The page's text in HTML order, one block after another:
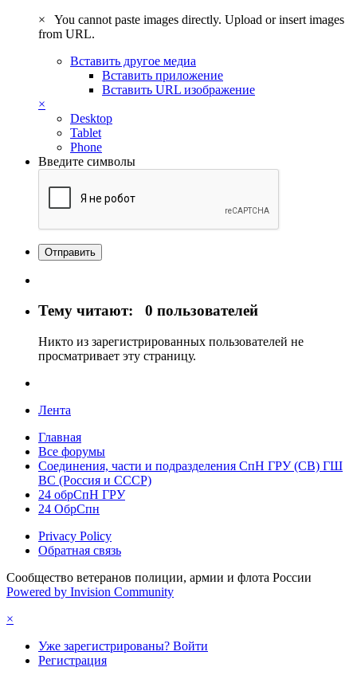
×
You cannot paste images directly. Upload or insert images
from URL.
Вставить другое медиа
Вставить приложение
Вставить URL изображение
×
Desktop
Tablet
Phone
Введите символы
Отправить
Тему читают: 0 пользователей
Никто из зарегистрированных пользователей не
просматривает эту страницу.
Лента
Главная
Все форумы
Соединения, части и подразделения СпН ГРУ (СВ) ГШ
ВС (Россия и СССР)
24 обрСпН ГРУ
24 ОбрСпн
Privacy Policy
Обратная связь
Сообщество ветеранов полиции, армии и флота России
Powered by Invision Community
×
Уже зарегистрированы? Войти
Регистрация